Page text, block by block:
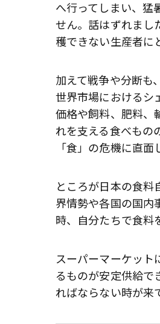
へ行ってしまい、猛
せん。話はずれまし
穫できない生産者に
加えて戦争や分断も
世界市場におけるシ
価格や飼料、肥料、
れを支える食べもの
「食」の危機に直面
ところが日本の食料
界情勢や各国の国内
時、自分たちで食料
スーパーマーケット
るものが安定供給で
ればならない時が来